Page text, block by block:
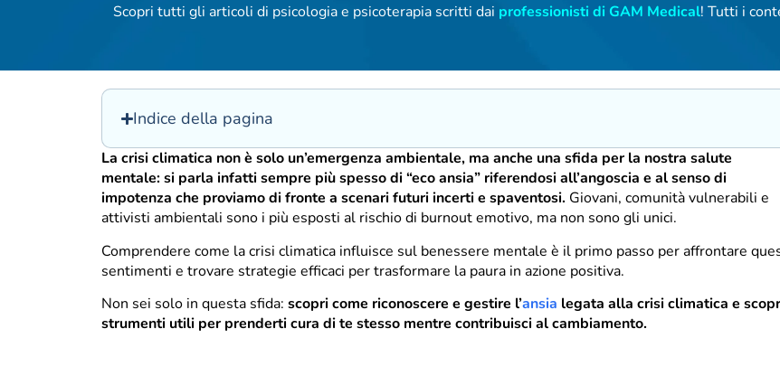
Scopri tutti gli articoli di psicologia e psicoterapia scritti dai professionisti di GAM Medical! Tutti i
Indice della pagina
La crisi climatica non è solo un’emergenza ambientale, ma anche una sfida per la nostra salute
mentale: si parla infatti sempre più spesso di “eco ansia” riferendosi all’angoscia e al senso di
impotenza che proviamo di fronte a scenari futuri incerti e spaventosi. Giovani, comunità vulnerabili e
attivisti ambientali sono i più esposti al rischio di burnout emotivo, ma non sono gli unici.
Comprendere come la crisi climatica influisce sul benessere mentale è il primo passo per affrontare
sentimenti e trovare strategie efficaci per trasformare la paura in azione positiva.
Non sei solo in questa sfida: scopri come riconoscere e gestire l’ansia legata alla crisi climatica e
strumenti utili per prenderti cura di te stesso mentre contribuisci al cambiamento.